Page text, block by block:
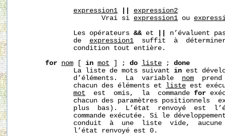
expression1
expression2
                     Vrai si
expression1 ou
              Les opérateurs
&& et
n’évaluent
              de
expression1
suffit  à
              condition tout entière.
for nom in mot ] ; do liste ; done
              La liste de mots suivant
in est
              d’éléments.  La  variable
nom
prend
              chacun des éléments et
liste est
mot
  est  omis,  la  commande
for
chacun des paramètres positionnels
plus  bas).  L’état  renvoyé  est
commande exécutée. Si le
conduit  à  une  liste  vide,
              l’état renvoyé est 0.